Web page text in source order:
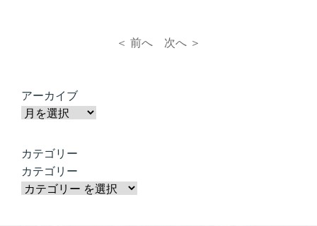
＜ 前へ 次へ ＞
アーカイブ
カテゴリー
カテゴリー